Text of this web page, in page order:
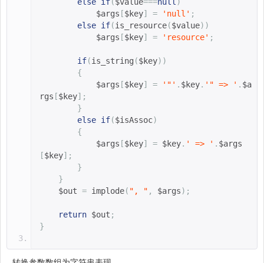
else if($value===null)
$args [$key] = 'null' ;
else if(is_resource($value))
$args [$key] = 'resource' ;
if(is_string ($key))
{
$args [$key] = '"' . $key. '" => ' . $a
rgs [$key];
}
else if($isAssoc)
{
$args [$key] = $key. ' => ' . $args
[$key];
}
}
$out = implode( ", " , $args);
return $out ;
}